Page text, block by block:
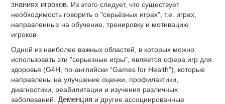
знаниях игроков. Из этого следует, что существует
необходимость говорить о "серьёзных играх", т.е. играх,
направленных на обучение, тренировку и мотивацию
игроков.
Одной из наиболее важных областей, в которых можно
использовать эти "серьезные игры", является сфера игр для
здоровья (G4H, по-английски “Games for Health”), которые
направлены на улучшение оценки, профилактики,
диагностики, реабилитации и изучения различных
заболеваний.Деменция и другие ассоциированные